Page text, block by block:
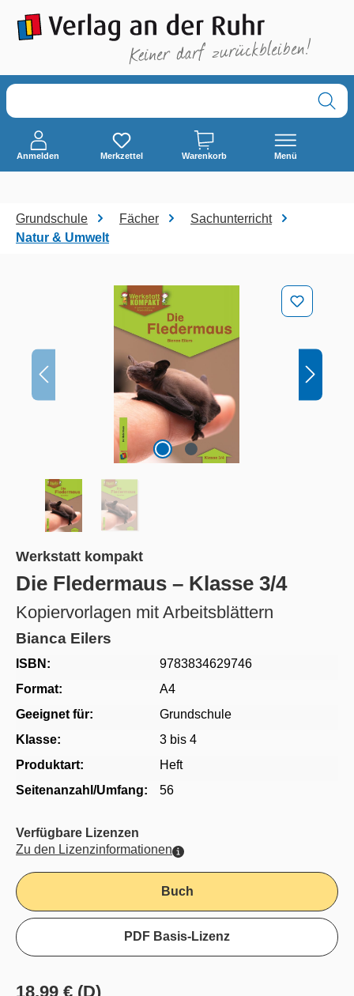
springen
Anmelden Merkzettel Warenkorb Menü
Grundschule Fächer
Sachunterricht
Natur & Umwelt
Bildergalerie überspringen
Werkstatt kompakt
Die Fledermaus – Klasse 3/4
Kopiervorlagen mit Arbeitsblättern
Bianca Eilers
ISBN:
9783834629746
Format:
A4
Geeignet für:
Grundschule
Klasse:
3 bis 4
Produktart:
Heft
Seitenanzahl/Umfang:
56
Verfügbare Lizenzen
Zu den Lizenzinformationen
Buch
PDF Basis-Lizenz
18,99 € (D)